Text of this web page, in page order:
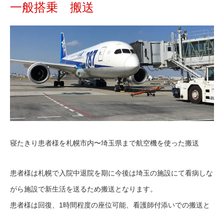
一般搭乗 搬送
寝たきり患者様を札幌市内〜埼玉県まで航空機を使った搬送
患者様は札幌で入院中退院を期に今後は埼玉の施設にて看病しな
がら施設で新生活を送るため搬送となります。
患者様は回復、1時間程度の座位可能、看護師付添いでの搬送と